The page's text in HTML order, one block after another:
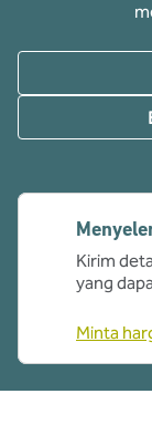
Kirim
yang
Minta